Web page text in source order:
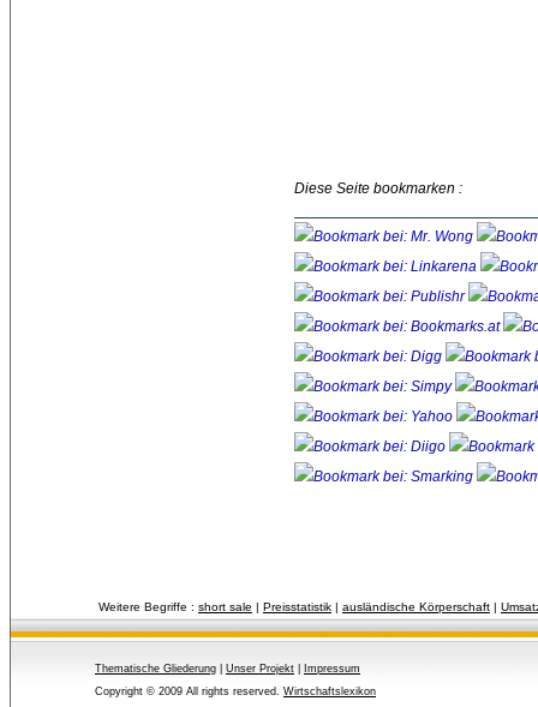
Diese Seite bookmarken :
Weitere Begriffe : short sale | Preisstatistik | ausländische Körperschaft |
Thematische Gliederung Unser Projekt
Impressum
Copyright © 2009 All rights reserved. Wirtschaftslexikon